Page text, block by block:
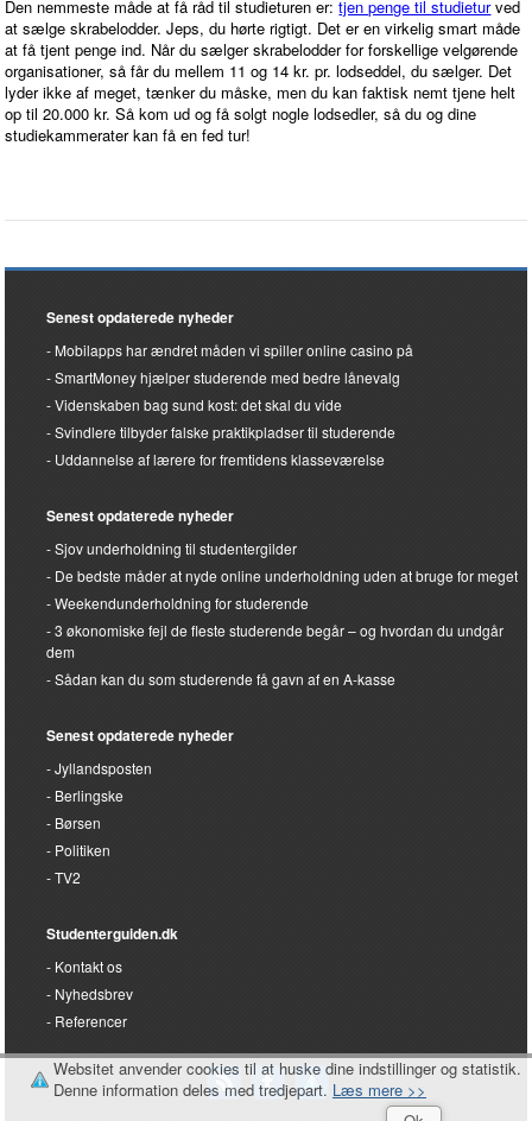
Den nemmeste måde at få råd til studieturen er:tjen penge til studieturved
at sælge skrabelodder. Jeps, du hørte rigtigt. Det er en virkelig smart måde
at få tjent penge ind. Når du sælger skrabelodder for forskellige velgørende
organisationer, så får du mellem 11 og 14 kr. pr. lodseddel, du sælger. Det
lyder ikke af meget, tænker du måske, men du kan faktisk nemt tjene helt
op til 20.000 kr. Så kom ud og få solgt nogle lodsedler, så du og dine
studiekammerater kan få en fed tur!
Senest opdaterede nyheder
Mobilapps har ændret måden vi spiller online casino på
SmartMoney hjælper studerende med bedre lånevalg
Videnskaben bag sund kost: det skal du vide
Svindlere tilbyder falske praktikpladser til studerende
Uddannelse af lærere for fremtidens klasseværelse
Senest opdaterede nyheder
Sjov underholdning til studentergilder
De bedste måder at nyde online underholdning uden at bruge for meget
Weekendunderholdning for studerende
3 økonomiske fejl de fleste studerende begår – og hvordan du undgår
dem
Sådan kan du som studerende få gavn af en A-kasse
Senest opdaterede nyheder
Jyllandsposten
Berlingske
Børsen
Politiken
TV2
Studenterguiden.dk
Kontakt os
Nyhedsbrev
Referencer
Websitet anvender cookies til at huske dine indstillinger og statistik.
Denne information deles med tredjepart. Læs mere >>